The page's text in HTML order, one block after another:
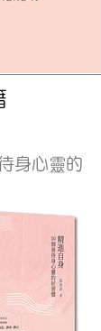
身心靈的